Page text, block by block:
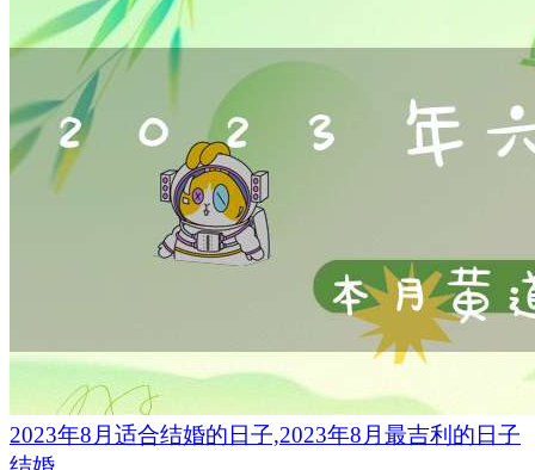
2023年8月适合结婚的日子,2023年8月最吉利的日子